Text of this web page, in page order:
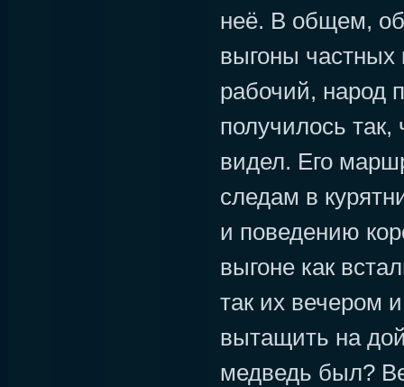
неё. В общем,
выгоны
рабочий, народ
получилось так,
видел. Его
следам в
и поведению
выгоне как
так их вечером
вытащить на
медведь был?